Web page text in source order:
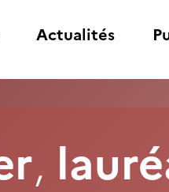
Actualités
,